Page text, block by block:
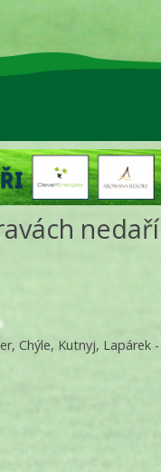
nedaří
Chýle, Kutnyj, Lapárek -